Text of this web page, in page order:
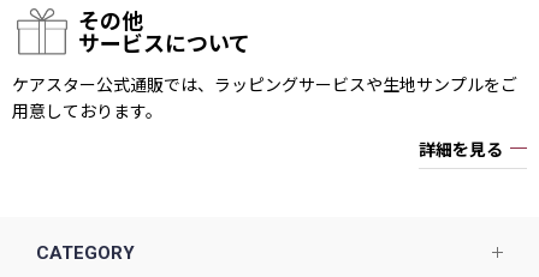
その他
サービスについて
ケアスター公式通販では、ラッピングサービスや生地サンプルをご
用意しております。
詳細を見る
CATEGORY